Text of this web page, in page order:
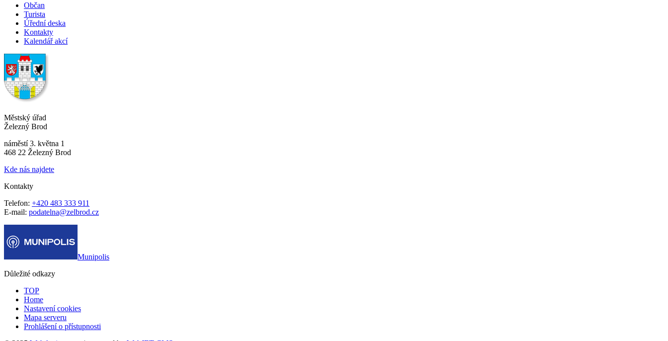
Občan
Turista
Úřední deska
Kontakty
Kalendář akcí
Městský úřad
Železný Brod
náměstí 3. května 1
468 22 Železný Brod
Kde nás najdete
Kontakty
Telefon: +420 483 333 911
E-mail: podatelna@zelbrod.cz
Munipolis
Důležité odkazy
TOP
Home
Nastavení cookies
Mapa serveru
Prohlášení o přístupnosti